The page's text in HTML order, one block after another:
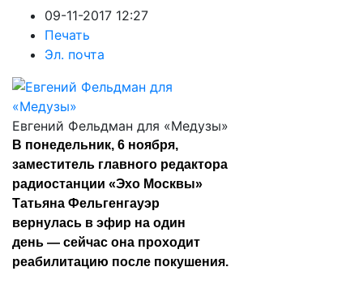
09-11-2017 12:27
Печать
Эл. почта
Евгений Фельдман для «Медузы»
В понедельник, 6 ноября,
заместитель главного редактора
радиостанции «Эхо Москвы»
Татьяна Фельгенгауэр
вернулась в эфир на один
день — сейчас она проходит
реабилитацию после покушения.